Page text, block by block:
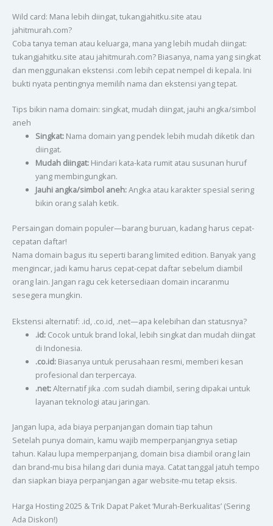
Wild card: Mana lebih diingat, tukangjahitku.site atau
jahitmurah.com?
Coba tanya teman atau keluarga, mana yang lebih mudah diingat:
tukangjahitku.site atau jahitmurah.com? Biasanya, nama yang singkat
dan menggunakan ekstensi .com lebih cepat nempel di kepala. Ini
bukti nyata pentingnya memilih nama dan ekstensi yang tepat.
Tips bikin nama domain: singkat, mudah diingat, jauhi angka/simbol
aneh
Singkat:Nama domain yang pendek lebih mudah diketik dan
diingat.
Mudah diingat:Hindari kata-kata rumit atau susunan huruf
yang membingungkan.
Jauhi angka/simbol aneh:Angka atau karakter spesial sering
bikin orang salah ketik.
Persaingan domain populer—barang buruan, kadang harus cepat-
cepatan daftar!
Nama domain bagus itu seperti barang limited edition. Banyak yang
mengincar, jadi kamu harus cepat-cepat daftar sebelum diambil
orang lain. Jangan ragu cek ketersediaan domain incaranmu
sesegera mungkin.
Ekstensi alternatif: .id, .co.id, .net—apa kelebihan dan statusnya?
.id:Cocok untuk brand lokal, lebih singkat dan mudah diingat
di Indonesia.
.co.id:Biasanya untuk perusahaan resmi, memberi kesan
profesional dan terpercaya.
.net:Alternatif jika .com sudah diambil, sering dipakai untuk
layanan teknologi atau jaringan.
Jangan lupa, ada biaya perpanjangan domain tiap tahun
Setelah punya domain, kamu wajib memperpanjangnya setiap
tahun. Kalau lupa memperpanjang, domain bisa diambil orang lain
dan brand-mu bisa hilang dari dunia maya. Catat tanggal jatuh tempo
dan siapkan biaya perpanjangan agar website-mu tetap eksis.
Harga Hosting 2025 & Trik Dapat Paket ‘Murah-Berkualitas’ (Sering
Ada Diskon!)